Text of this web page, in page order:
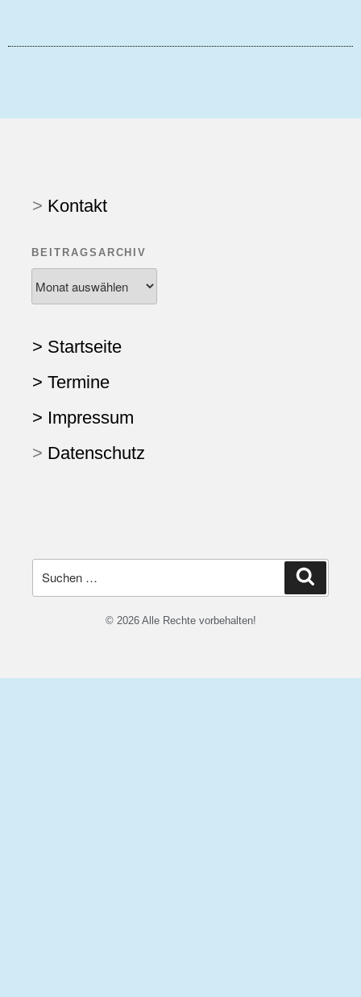
> Kontakt
BEITRAGSARCHIV
> Startseite
> Termine
> Impressum
> Datenschutz
© 2026 Alle Rechte vorbehalten!